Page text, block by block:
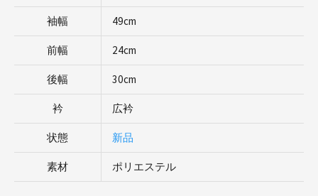
袖幅 49cm
前幅 24cm
後幅 30cm
衿 広衿
状態 新品
素材 ポリエステル